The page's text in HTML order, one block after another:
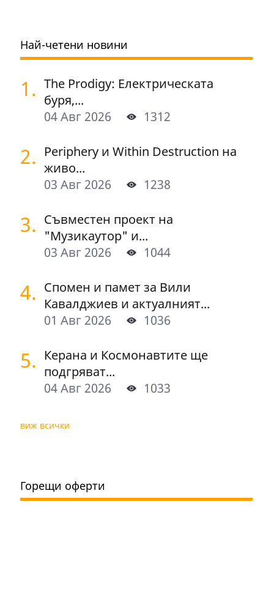
Най-четени новини
1. The Prodigy: Електрическата
буря,...
04 Авг 2026
1312
2. Periphery и Within Destruction на
живо...
03 Авг 2026
1238
3. Съвместен проект на
"Музикаутор" и...
03 Авг 2026
1044
4. Спомен и памет за Вили
Кавалджиев и актуалният...
01 Авг 2026
1036
5. Керана и Космонавтите ще
подгряват...
04 Авг 2026
1033
виж всички
Горещи оферти